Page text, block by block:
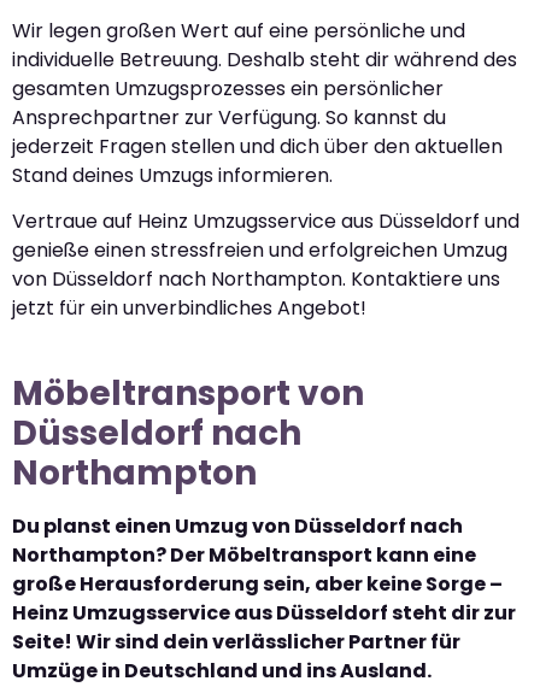
Wir legen großen Wert auf eine persönliche und
individuelle Betreuung. Deshalb steht dir während des
gesamten Umzugsprozesses ein persönlicher
Ansprechpartner zur Verfügung. So kannst du
jederzeit Fragen stellen und dich über den aktuellen
Stand deines Umzugs informieren.
Vertraue auf Heinz Umzugsservice aus Düsseldorf und
genieße einen stressfreien und erfolgreichen Umzug
von Düsseldorf nach Northampton. Kontaktiere uns
jetzt für ein unverbindliches Angebot!
Möbeltransport von
Düsseldorf nach
Northampton
Du planst einen Umzug von Düsseldorf nach
Northampton? Der Möbeltransport kann eine
große Herausforderung sein, aber keine Sorge –
Heinz Umzugsservice aus Düsseldorf steht dir zur
Seite! Wir sind dein verlässlicher Partner für
Umzüge in Deutschland und ins Ausland.